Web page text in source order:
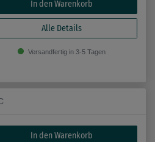
In den Warenkorb
Alle Details
Versandfertig in 3-5 Tagen
In den Warenkorb